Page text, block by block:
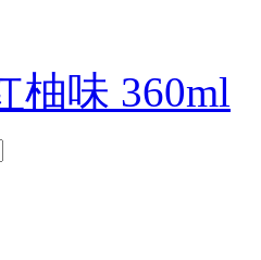
柚味 360ml